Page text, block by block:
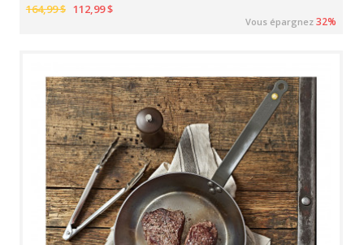
164,99 $ 112,99 $
Vous épargnez32%